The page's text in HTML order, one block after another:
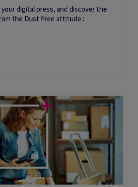
digital press, and discover the
the Dust Free attitude :